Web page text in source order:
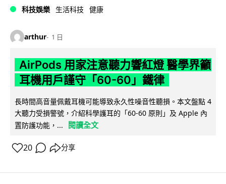
科技娛樂 生活科技 健康
arthur 1 日
AirPods 用家注意聽力響紅燈 醫學界籲
耳機用戶謹守「60-60」鐵律
長時間高音量佩戴耳機可能導致永久性噪音性聽損。本文盤點 4
大聽力受損警號，介紹科學護耳的「60-60 原則」及 Apple 內
置防護功能，...
閱讀全文
20 分享